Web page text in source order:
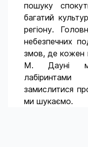
пошуку
багатий
регіону.
небезпечних
змов, де кожен
М. Дауні
замислитися
ми шукаємо.